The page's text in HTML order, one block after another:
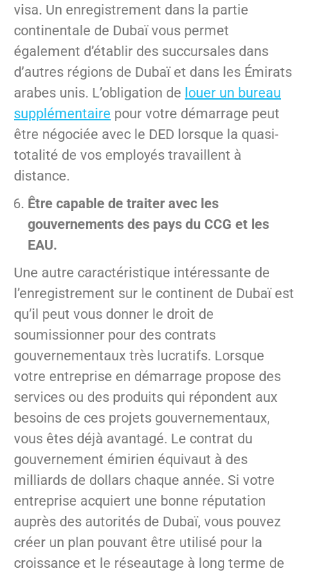
visa. Un enregistrement dans la partie
continentale de Dubaï vous permet
également d’établir des succursales dans
d’autres régions de Dubaï et dans les Émirats
arabes unis. L’obligation de louer un bureau
supplémentaire pour votre démarrage peut
être négociée avec le DED lorsque la quasi-
totalité de vos employés travaillent à
distance.
Être capable de traiter avec les
gouvernements des pays du CCG et les
EAU.
Une autre caractéristique intéressante de
l’enregistrement sur le continent de Dubaï est
qu’il peut vous donner le droit de
soumissionner pour des contrats
gouvernementaux très lucratifs. Lorsque
votre entreprise en démarrage propose des
services ou des produits qui répondent aux
besoins de ces projets gouvernementaux,
vous êtes déjà avantagé. Le contrat du
gouvernement émirien équivaut à des
milliards de dollars chaque année. Si votre
entreprise acquiert une bonne réputation
auprès des autorités de Dubaï, vous pouvez
créer un plan pouvant être utilisé pour la
croissance et le réseautage à long terme de